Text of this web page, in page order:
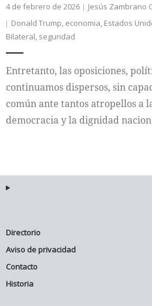
4 de febrero de 2026 Jesús Zambrano
Donald Trump, economia, Estados
Bilateral, seguridad
Entretanto, las oposiciones,
continuamos dispersos, sin
común ante tantos atropellos a
democracia y la dignidad
Directorio
Aviso de privacidad
Contacto
Historia